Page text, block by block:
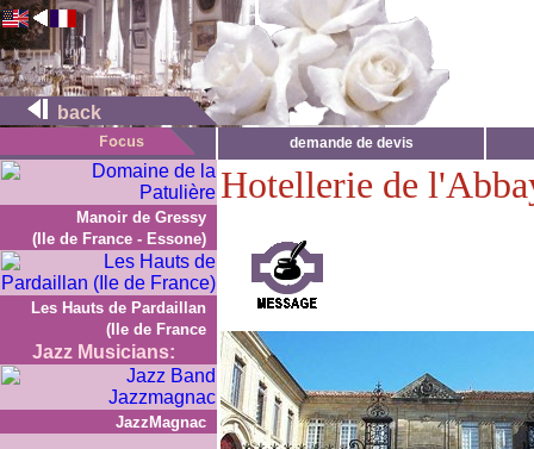
back
demande de devis
Manoir de Gressy
(Ile de France - Essone)
Les Hauts de Pardaillan
(Ile de France
Jazz Musicians:
JazzMagnac
Hotellerie de